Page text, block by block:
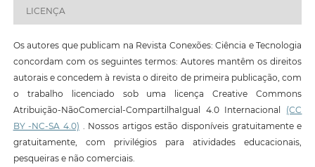
LICENÇA
Os autores que publicam na Revista Conexões: Ciência e Tecnologia
concordam com os seguintes termos: Autores mantêm os direitos
autorais e concedem à revista o direito de primeira publicação, com
o trabalho licenciado sob uma licença Creative Commons
Atribuição-NãoComercial-CompartilhaIgual 4.0 Internacional (CC
BY -NC-SA 4.0) . Nossos artigos estão disponíveis gratuitamente e
gratuitamente, com privilégios para atividades educacionais,
pesqueiras e não comerciais.